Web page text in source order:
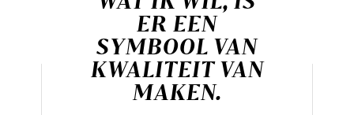
ER EEN
SYMBOOL VAN
KWALITEIT VAN
MAKEN.